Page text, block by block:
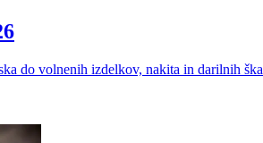
do volnenih izdelkov, nakita in darilnih